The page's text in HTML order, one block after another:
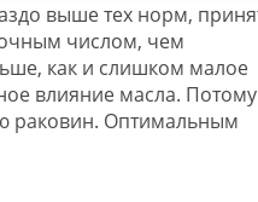
выше тех норм,
числом, чем
как и слишком малое
влияние масла.
раковин. Оптимальным